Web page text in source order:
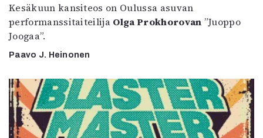
Kesäkuun kansiteos on Oulussa asuvan
performanssitaiteilija Olga Prokhorovan ”Juoppo
Joogaa”.
Paavo J. Heinonen